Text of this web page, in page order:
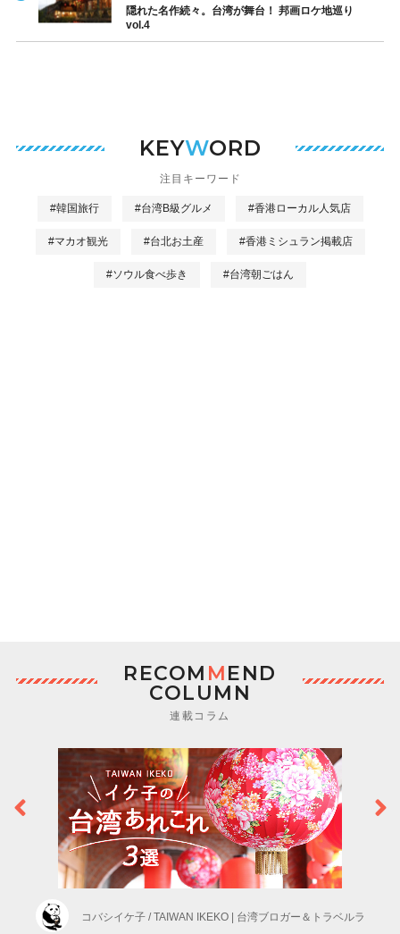
隠れた名作続々。台湾が舞台！ 邦画ロケ地巡り
vol.4
KEYWORD
注目キーワード
#韓国旅行 #台湾B級グルメ #香港ローカル人気店
#マカオ観光 #台北お土産 #香港ミシュラン掲載店
#ソウル食べ歩き #台湾朝ごはん
RECOM MEND
COLUMN
連載コラム
コバシイケ子 / TAIWAN IKEKO | 台湾ブロガー＆トラベルラ